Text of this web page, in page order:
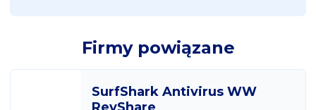
Firmy powiązane
SurfShark Antivirus WW